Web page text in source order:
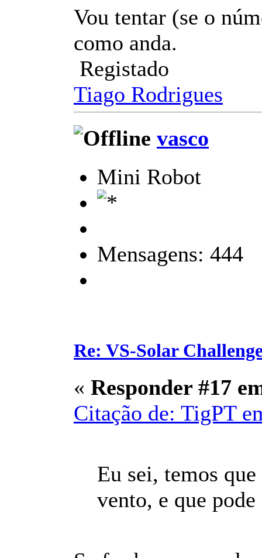
Vou tentar (se o
como anda.
Registado
Tiago Rodrigues
vasco
Mini Robot
Mensagens: 444
Re: VS-Solar
« Responder #17
Citação de: TigPT
Eu sei, temos
vento, e que